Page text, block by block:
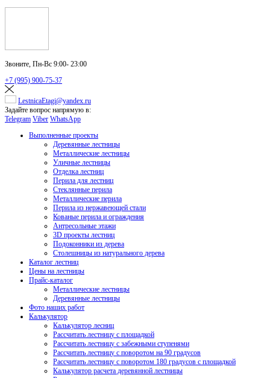
Звоните, Пн-Вс 9:00- 23:00
+7 (995) 900-75-37
LestnicaEtagi@yandex.ru
Задайте вопрос напрямую в:
Telegram Viber WhatsApp
Выполненные проекты
Деревянные лестницы
Металлические лестницы
Уличные лестницы
Отделка лестниц
Перила для лестниц
Стеклянные перила
Металлические перила
Перила из нержавеющей стали
Кованые перила и ограждения
Антресольные этажи
3D проекты лестниц
Подоконники из дерева
Столешницы из натурального дерева
Каталог лестниц
Цены на лестницы
Прайс-каталог
Металлические лестницы
Деревянные лестницы
Фото наших работ
Калькулятор
Калькулятор лесниц
Рассчитать лестницу с площадкой
Рассчитать лестницу с забежными ступенями
Рассчитать лестницу с поворотом на 90 градусов
Рассчитать лестницу с поворотом 180 градусов с площадкой
Калькулятор расчета деревянной лестницы